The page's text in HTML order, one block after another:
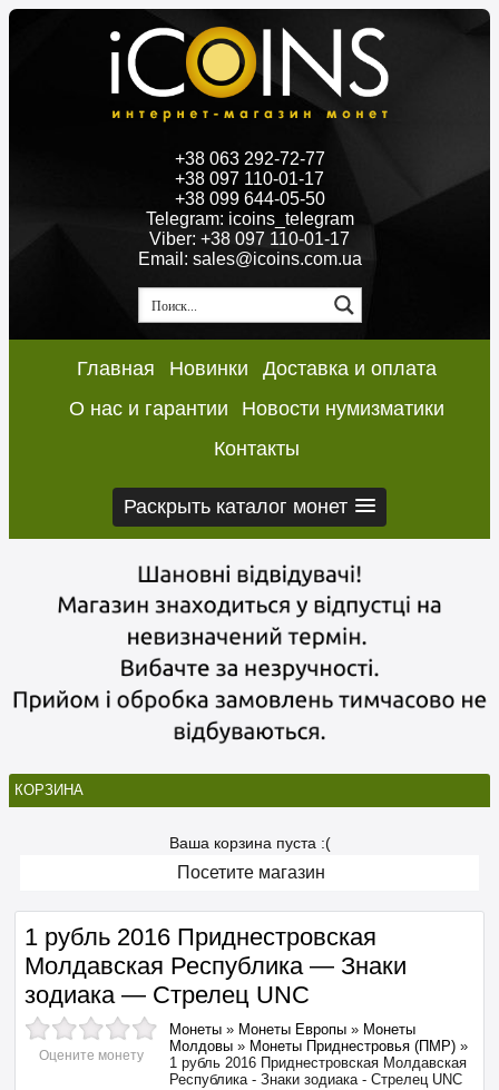
+38 063 292-72-77
+38 097 110-01-17
+38 099 644-05-50
Telegram: icoins_telegram
Viber: +38 097 110-01-17
Email: sales@icoins.com.ua
Главная Новинки
Доставка и оплата
О нас и гарантии
Новости нумизматики
Контакты
Раскрыть каталог монет
КОРЗИНА
Ваша корзина пуста :(
Посетите магазин
1 рубль 2016 Приднестровская
Молдавская Республика — Знаки
зодиака — Стрелец UNC
Оцените монету
Монеты » Монеты Европы » Монеты
Молдовы » Монеты Приднестровья (ПМР) »
1 рубль 2016 Приднестровская Молдавская
Республика - Знаки зодиака - Стрелец UNC